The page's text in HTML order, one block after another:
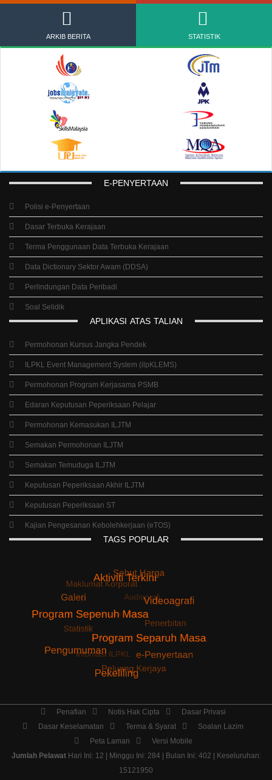
PEKELILING@JTM KERATAN AKHBAR
E-PENYERTAAN
Polisi e-Penyertaan
Dasar Terbuka Kerajaan
Terma Penggunaan Data Terbuka Kerajaan
Data Dictionary Sektor Awam (DDSA)
APLIKASI ATAS TALIAN
Permohonan Kursus Jangka Pendek
ILPKL Event Management System (ilpKLEMS)
Permohonan Program Kerjasama PSMB
Edaran Keputusan Peperiksaan Pelajar
Permohonan Kemasukan ILJTM
Semakan Permohonan ILJTM
Semakan Temuduga ILJTM
Keputusan Peperiksaan Akhir ILJTM
Kajian Pengesanan Kebolehkerjaan (eTOS)
TAGS POPULAR
Penafian Notis Hak Cipta
Dasar Privasi
Terma & Syarat